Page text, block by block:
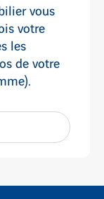
vous
votre
les
de votre